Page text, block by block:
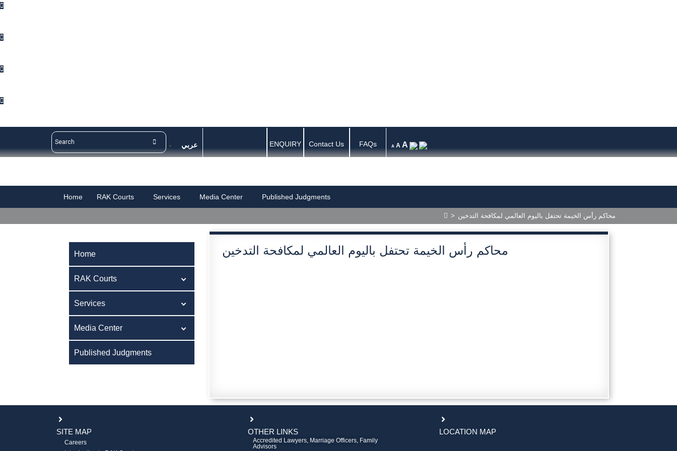
عربي ENQUIRY Contact Us FAQs A A A
Home RAK Courts Services Media Center Published Judgments
> محاكم رأس الخيمة تحتفل باليوم العالمي لمكافحة التدخين
Home
RAK Courts
Services
Media Center
Published Judgments
محاكم رأس الخيمة تحتفل باليوم العالمي لمكافحة التدخين
SITE MAP
Careers
OTHER LINKS
Accredited Lawyers, Marriage Officers, Family
Advisors
LOCATION MAP